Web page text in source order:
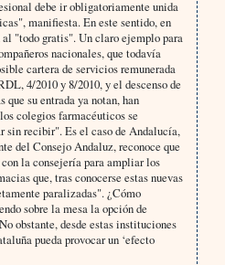
debe ir obligatoriamente unida
manifiesta. En este sentido, en
al "todo gratis". Un claro ejemplo para
nacionales, que todavía
cartera de servicios remunerada
4/2010 y 8/2010, y el descenso de
su entrada ya notan, han
colegios farmacéuticos se
sin recibir". Es el caso de Andalucía,
del Consejo Andaluz, reconoce que
la consejería para ampliar los
que, tras conocerse estas nuevas
paralizadas". ¿Cómo
sobre la mesa la opción de
obstante, desde estas instituciones
pueda provocar un ‘efecto